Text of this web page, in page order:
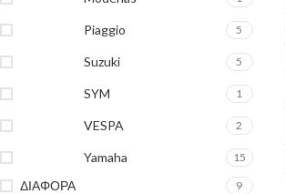
Piaggio 5
Suzuki 5
SYM 1
VESPA 2
Yamaha 15
ΔΙΑΦΟΡΑ 9